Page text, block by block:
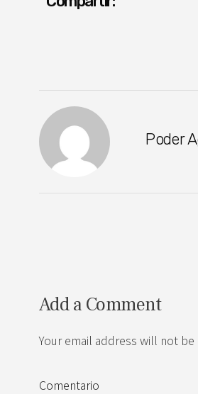
Poder
Add a Comment
Your email address will not
Comentario